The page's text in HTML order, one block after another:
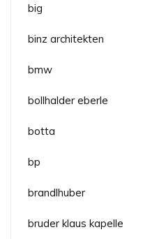
big
binz architekten
bmw
bollhalder eberle
botta
bp
brandlhuber
bruder klaus kapelle